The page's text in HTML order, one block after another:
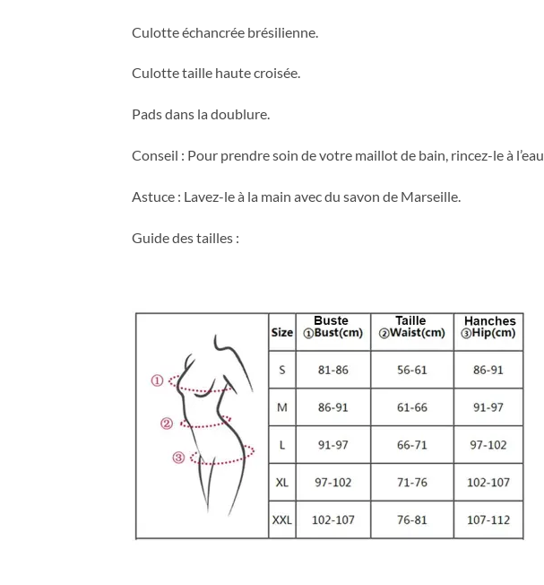
Culotte échancrée brésilienne.
Culotte taille haute croisée.
Pads dans la doublure.
Conseil : Pour prendre soin de votre maillot de bain, rincez-le à
Astuce : Lavez-le à la main avec du savon de Marseille.
Guide des tailles :